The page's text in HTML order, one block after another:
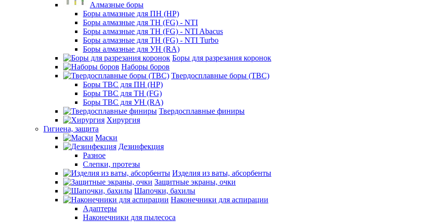
Алмазные боры
Боры алмазные для ПН (HP)
Боры алмазные для ТН (FG) - NTI
Боры алмазные для ТН (FG) - NTI Abacus
Боры алмазные для ТН (FG) - NTI Turbo
Боры алмазные для УН (RA)
Боры для разрезания коронок
Наборы боров
Твердосплавные боры (ТВС)
Боры ТВС для ПН (HP)
Боры ТВС для ТН (FG)
Боры ТВС для УН (RA)
Твердосплавные финиры
Хирургия
Гигиена, защита
Маски
Дезинфекция
Разное
Слепки, протезы
Изделия из ваты, абсорбенты
Защитные экраны, очки
Шапочки, бахилы
Наконечники для аспирации
Адаптеры
Наконечники для пылесоса